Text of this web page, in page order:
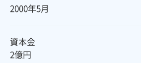
2000年5月
資本金
2億円